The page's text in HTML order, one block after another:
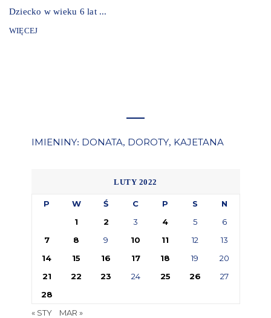
Dziecko w wieku 6 lat ...
WIĘCEJ
IMIENINY: DONATA, DOROTY, KAJETANA
LUTY 2022
P W Ś C P S
N
1
2 3 4 5
6
7
8 9 10 11 12
13
14
15 16 17 18 19
20
21
22 23 24 25 26
27
28
« STY
MAR »